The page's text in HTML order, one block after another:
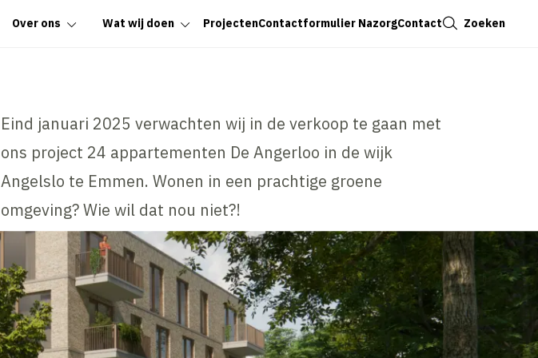
Over ons Wat wij doen ProjectenContactformulier NazorgContact Zoeken
Eind januari 2025 verwachten wij in de verkoop te gaan met
ons project 24 appartementen De Angerloo in de wijk
Angelslo te Emmen. Wonen in een prachtige groene
omgeving? Wie wil dat nou niet?!
Sluiten